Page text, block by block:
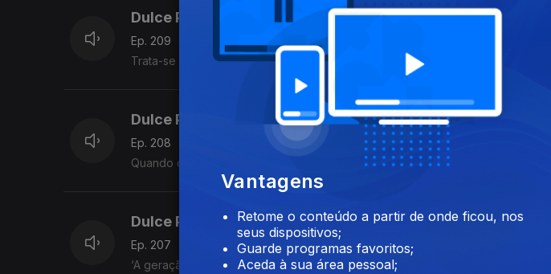
Dulce Pereira - Tratam-se e trata-se
Ep. 209
Trata-se de dúvidas que vamos esclarecer já!
Dulce Pereira - Batatas e bués
Ep. 208
Quando o filho abusa do ‘bué’, a mãe responde ‘batata’
Dulce Pereira - Melhor ou mais bem
Ep. 207
17 dez. 2024
‘A geração melhor preparada de sempre’
Vantagens
Retome o conteúdo a partir de onde ficou, nos
seus dispositivos;
Guarde programas favoritos;
Aceda à sua área pessoal;